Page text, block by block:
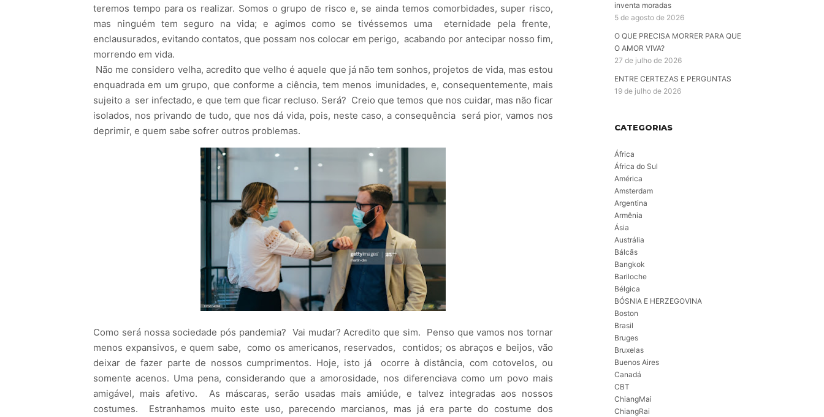
teremos tempo para os realizar. Somos o grupo de risco e, se ainda temos comorbidades, super risco,
mas ninguém tem seguro na vida; e agimos como se tivéssemos uma eternidade pela frente,
enclausurados, evitando contatos, que possam nos colocar em perigo, acabando por antecipar nosso fim,
morrendo em vida.
Não me considero velha, acredito que velho é aquele que já não tem sonhos, projetos de vida, mas estou
enquadrada em um grupo, que conforme a ciência, tem menos imunidades, e, consequentemente, mais
sujeito a ser infectado, e que tem que ficar recluso. Será? Creio que temos que nos cuidar, mas não ficar
isolados, nos privando de tudo, que nos dá vida, pois, neste caso, a consequência será pior, vamos nos
deprimir, e quem sabe sofrer outros problemas.
Como será nossa sociedade pós pandemia? Vai mudar? Acredito que sim. Penso que vamos nos tornar
menos expansivos, e quem sabe, como os americanos, reservados, contidos; os abraços e beijos, vão
deixar de fazer parte de nossos cumprimentos. Hoje, isto já ocorre à distância, com cotovelos, ou
somente acenos. Uma pena, considerando que a amorosidade, nos diferenciava como um povo mais
amigável, mais afetivo. As máscaras, serão usadas mais amiúde, e talvez integradas aos nossos
costumes. Estranhamos muito este uso, parecendo marcianos, mas já era parte do costume dos
inventa moradas
5 de agosto de 2026
O QUE PRECISA MORRER PARA QUE
O AMOR VIVA?
27 de julho de 2026
ENTRE CERTEZAS E PERGUNTAS
19 de julho de 2026
CATEGORIAS
África
África do Sul
América
Amsterdam
Argentina
Armênia
Ásia
Austrália
Bálcãs
Bangkok
Bariloche
Bélgica
BÓSNIA E HERZEGOVINA
Boston
Brasil
Bruges
Bruxelas
Buenos Aires
Canadá
CBT
ChiangMai
ChiangRai